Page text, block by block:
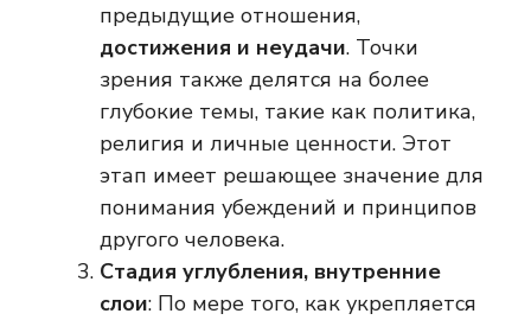
предыдущие отношения,
достижения и неудачи. Точки
зрения также делятся на более
глубокие темы, такие как политика,
религия и личные ценности. Этот
этап имеет решающее значение для
понимания убеждений и принципов
другого человека.
Стадия углубления, внутренние
слои: По мере того, как укрепляется